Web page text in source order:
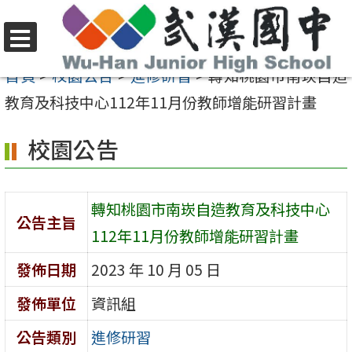
至
要
容
區
選
單
首頁>校園公告>進修研習>轉知桃園市南崁自造
教育及科技中心112年11月份教師增能研習計畫
校園公告
公告主旨
轉知桃園市南崁自造教育及科技中心
112年11月份教師增能研習計畫
發佈日期
2023 年 10 月 05 日
發佈單位
資訊組
公告類別
進修研習